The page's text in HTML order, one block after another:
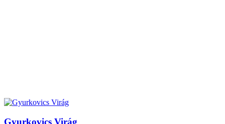
Gyurkovics Virág